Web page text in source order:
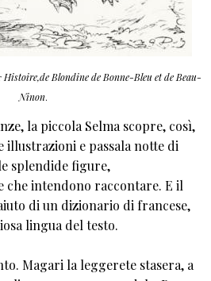
Histoire,de Blondine de Bonne-Bleu et de Beau-
Ninon.
la piccola Selma scopre, così,
e passala notte di
splendide figure,
che intendono raccontare. E il
di un dizionario di francese,
lingua del testo.
Magari la leggerete stasera, a